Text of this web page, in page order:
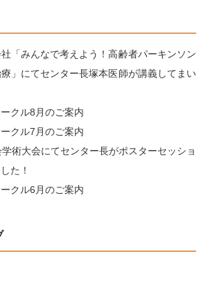
「みんなで考えよう！高齢者パーキンソン
」にてセンター長塚本医師が講義してまい
クル8月のご案内
クル7月のご案内
術大会にてセンター長がポスターセッショ
た！
クル6月のご案内